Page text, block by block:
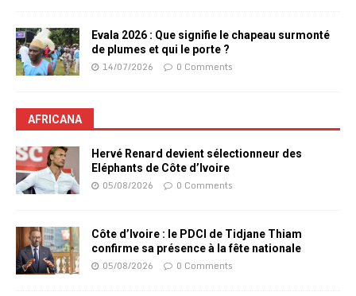
Evala 2026 : Que signifie le chapeau surmonté
de plumes et qui le porte ?
14/07/2026 0 Comments
AFRICANA
Hervé Renard devient sélectionneur des
Eléphants de Côte d’Ivoire
05/08/2026 0 Comments
Côte d’Ivoire : le PDCI de Tidjane Thiam
confirme sa présence à la fête nationale
05/08/2026 0 Comments